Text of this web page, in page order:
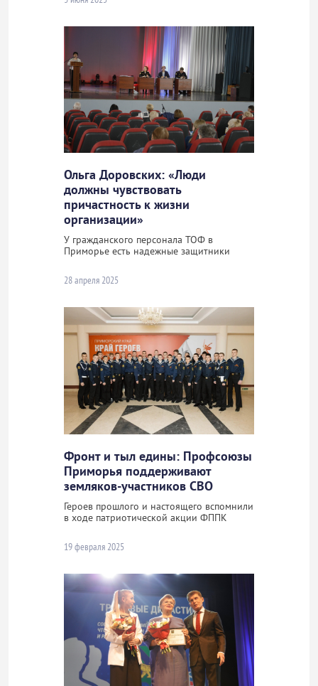
Ольга Доровских: «Люди
должны чувствовать
причастность к жизни
организации»
У гражданского персонала ТОФ в
Приморье есть надежные защитники
28 апреля 2025
Фронт и тыл едины: Профсоюзы
Приморья поддерживают
земляков-участников СВО
Героев прошлого и настоящего вспомнили
в ходе патриотической акции ФППК
19 февраля 2025